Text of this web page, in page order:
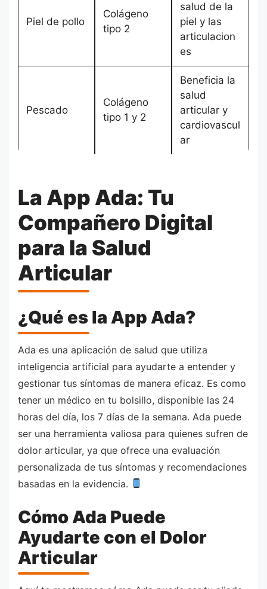
Piel de pollo
Colágeno
tipo 2
salud de la
piel y las
articulacion
es
Pescado
Colágeno
tipo 1 y 2
Beneficia la
salud
articular y
cardiovascul
ar
La App Ada: Tu
Compañero Digital
para la Salud
Articular
¿Qué es la App Ada?
Ada es una aplicación de salud que utiliza
inteligencia artificial para ayudarte a entender y
gestionar tus síntomas de manera eficaz. Es como
tener un médico en tu bolsillo, disponible las 24
horas del día, los 7 días de la semana. Ada puede
ser una herramienta valiosa para quienes sufren de
dolor articular, ya que ofrece una evaluación
personalizada de tus síntomas y recomendaciones
basadas en la evidencia.
Cómo Ada Puede
Ayudarte con el Dolor
Articular